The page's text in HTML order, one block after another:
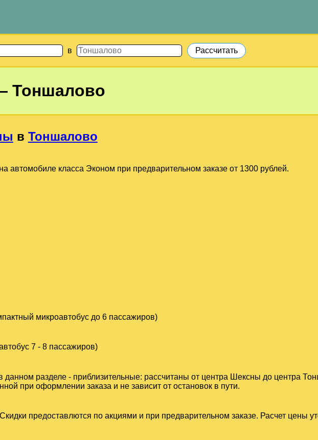
в
Тоншалово
в Тоншалово
автомобиле класса Эконом при предварительном заказе от 1300 рублей.
микроавтобус до 6 пассажиров)
7 - 8 пассажиров)
разделе - приблизительные: рассчитаны от центра Шексны до центра
при оформлении заказа и не зависит от остановок в пути.
предоставлются по акциями и при предварительном заказе. Расчет цены